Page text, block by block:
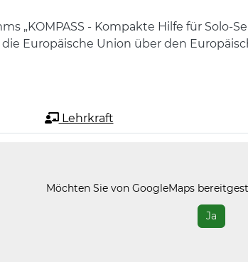
„KOMPASS - Kompakte Hilfe für Solo-
Europäische Union über den
Lehrkraft
Möchten Sie vonGoogleMaps
Ja